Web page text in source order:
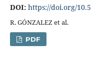
DOI: https://doi.org/
R. GÓNZALEZ et al.
PDF